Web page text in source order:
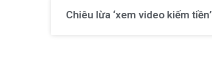
Chiêu lừa ‘xem video kiếm tiền’